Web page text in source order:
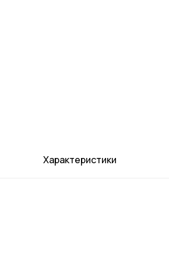
Характеристики